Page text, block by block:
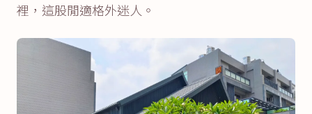
裡，這股閒適格外迷人。